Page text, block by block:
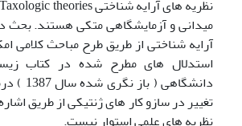
میدانی و آزمایشگاهی متکی هستند. بحث
آرایه شناختی از طریق طرح مباحث کلامی
استدلال های مطرح شده در کتاب
تغییر در سازو کار های ژنتیکی از طریق